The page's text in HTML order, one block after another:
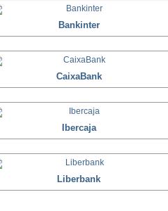
Bankinter
CaixaBank
Ibercaja
Liberbank